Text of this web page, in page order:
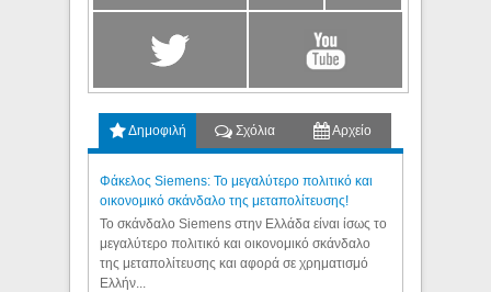
Δημοφιλή Σχόλια Αρχείο
Φάκελος Siemens: Το μεγαλύτερο πολιτικό και
οικονομικό σκάνδαλο της μεταπολίτευσης!
Το σκάνδαλο Siemens στην Ελλάδα είναι ίσως το
μεγαλύτερο πολιτικό και οικονομικό σκάνδαλο
της μεταπολίτευσης και αφορά σε χρηματισμό
Ελλήν...